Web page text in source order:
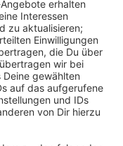
in
Fester Weg in
für andere
mehr
laufen die